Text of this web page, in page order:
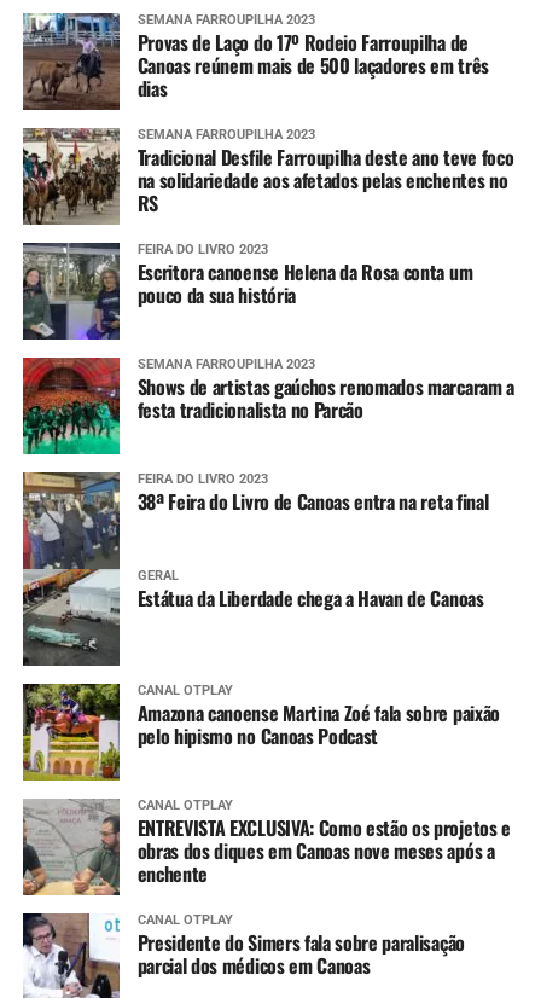
SEMANA FARROUPILHA 2023
Provas de Laço do 17º Rodeio Farroupilha de
Canoas reúnem mais de 500 laçadores em três
dias
SEMANA FARROUPILHA 2023
Tradicional Desfile Farroupilha deste ano teve foco
na solidariedade aos afetados pelas enchentes no
RS
FEIRA DO LIVRO 2023
Escritora canoense Helena da Rosa conta um
pouco da sua história
SEMANA FARROUPILHA 2023
Shows de artistas gaúchos renomados marcaram a
festa tradicionalista no Parcão
FEIRA DO LIVRO 2023
38ª Feira do Livro de Canoas entra na reta final
GERAL
Estátua da Liberdade chega a Havan de Canoas
CANAL OTPLAY
Amazona canoense Martina Zoé fala sobre paixão
pelo hipismo no Canoas Podcast
CANAL OTPLAY
ENTREVISTA EXCLUSIVA: Como estão os projetos e
obras dos diques em Canoas nove meses após a
enchente
CANAL OTPLAY
Presidente do Simers fala sobre paralisação
parcial dos médicos em Canoas